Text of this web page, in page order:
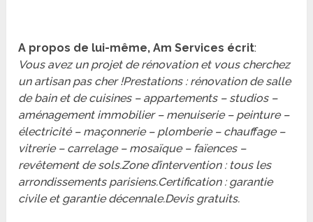
A propos de lui-même, Am Services écrit:
Vous avez un projet de rénovation et vous cherchez
un artisan pas cher !Prestations : rénovation de salle
de bain et de cuisines – appartements – studios –
aménagement immobilier – menuiserie – peinture –
électricité – maçonnerie – plomberie – chauffage –
vitrerie – carrelage – mosaïque – faïences –
revêtement de sols.Zone d’intervention : tous les
arrondissements parisiens.Certification : garantie
civile et garantie décennale.Devis gratuits.